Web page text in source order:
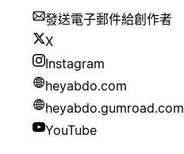
發送電子郵件給創作者
X
Instagram
heyabdo.com
heyabdo.gumroad.com
YouTube